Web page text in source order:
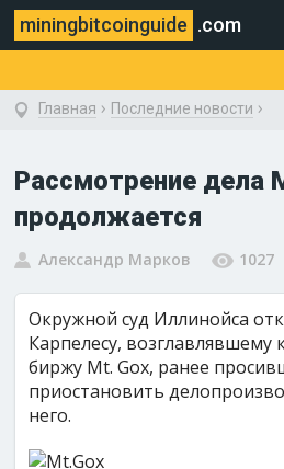
miningbitcoinguide .com
Главная › Последние новости ›
Рассмотрение дела
продолжается
Александр Марков 1027
Окружной суд Иллинойса
Карпелесу,
биржу Mt. Gox, ранее
приостановить
него.